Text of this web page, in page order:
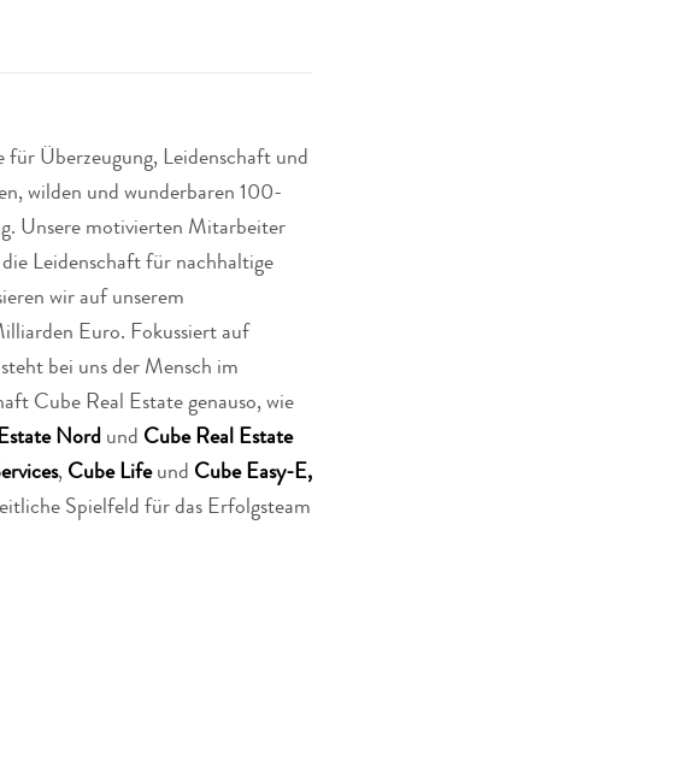
für Überzeugung, Leidenschaft und
wilden und wunderbaren 100-
Unsere motivierten Mitarbeiter
Leidenschaft für nachhaltige
wir auf unserem
Euro. Fokussiert auf
bei uns der Mensch im
Cube Real Estate genauso, wie
Nordund Cube Real Estate
, Cube Life und Cube Easy-E,
Spielfeld für das Erfolgsteam